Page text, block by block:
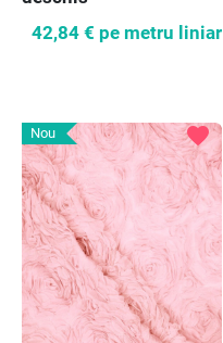
42,84 € pe metru liniar
Nou favorite